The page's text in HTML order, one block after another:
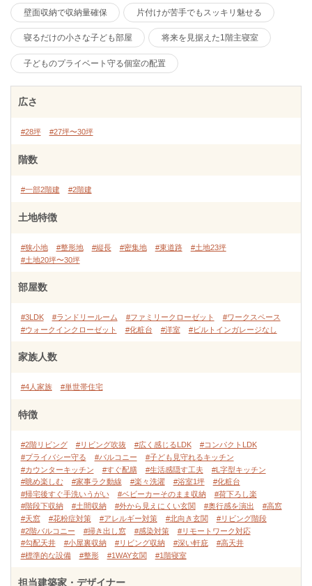
壁面収納で収納量確保 片付けが苦手でもスッキリ魅せる
寝るだけの小さな子ども部屋 将来を見据えた1階主寝室
子どものプライベート守る個室の配置
広さ
#28坪 #27坪〜30坪
階数
#一部2階建 #2階建
土地特徴
#狭小地 #整形地 #縦長 #密集地 #東道路
#土地23坪
#土地20坪〜30坪
部屋数
#3LDK #ランドリールーム #ファミリークローゼット
#ワークスペース
#ウォークインクローゼット
#化粧台 #洋室 #ビルトインガレージなし
家族人数
#4人家族 #単世帯住宅
特徴
#2階リビング #リビング吹抜 #広く感じるLDK
#コンパクトLDK
#プライバシー守る
#バルコニー
#子ども見守れるキッチン
#カウンターキッチン
#すぐ配膳 #生活感隠す工夫
#L字型キッチン
#眺め楽しむ
#家事ラク動線 #楽々洗濯 #浴室1坪
#化粧台
#帰宅後すぐ手洗いうがい
#ベビーカーそのまま収納
#荷下ろし楽
#階段下収納
#土間収納 #外から見えにくい玄関 #奥行感を演出
#高窓
#天窓
#花粉症対策 #アレルギー対策 #北向き玄関
#リビング階段
#2階バルコニー
#掃き出し窓 #感染対策
#リモートワーク対応
#勾配天井
#小屋裏収納 #リビング収納 #深い軒庇
#高天井
#標準的な設備
#整形 #1WAY玄関 #1階寝室
担当建築家・デザイナー